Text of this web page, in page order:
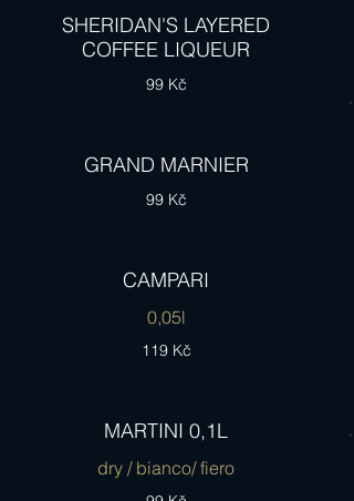
SHERIDAN'S LAYERED
COFFEE LIQUEUR
99 Kč
GRAND MARNIER
99 Kč
CAMPARI
0,05l
119 Kč
MARTINI 0,1L
dry / bianco/ fiero